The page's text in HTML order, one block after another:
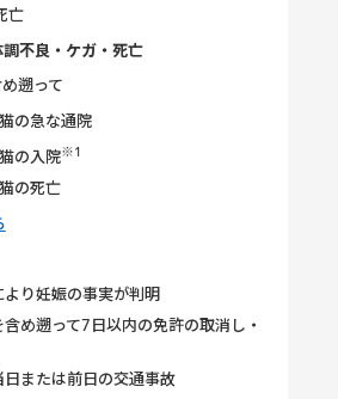
亡
不良・ケガ・死亡
遡って
の急な通院
の入院※1
の死亡
より妊娠の事実が判明
め遡って7日以内の免許の取消し・
日または前日の交通事故